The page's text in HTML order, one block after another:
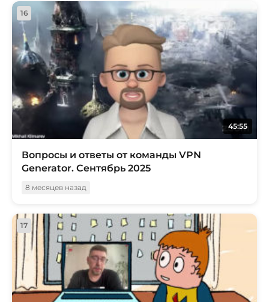
16
45:55
Вопросы и ответы от команды VPN
Generator. Сентябрь 2025
8 месяцев назад
17